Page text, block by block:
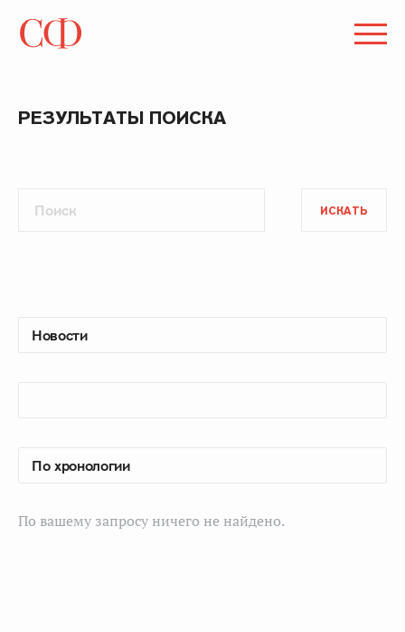
РЕЗУЛЬТАТЫ ПОИСКА
ИСКАТЬ
По вашему запросу ничего не найдено.